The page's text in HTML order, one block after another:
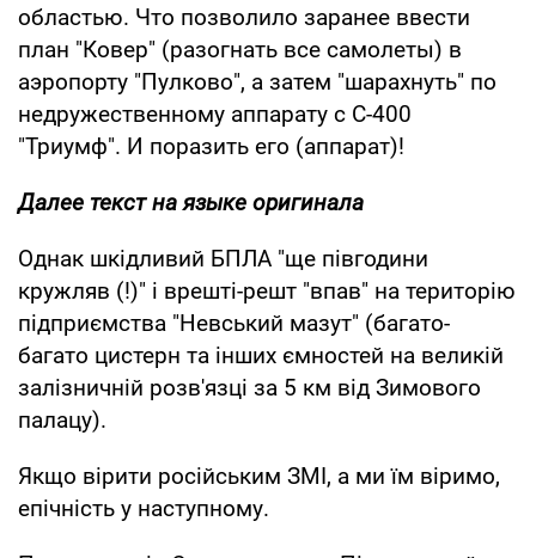
областью. Что позволило заранее ввести
план "Ковер" (разогнать все самолеты) в
аэропорту "Пулково", а затем "шарахнуть" по
недружественному аппарату с С-400
"Триумф". И поразить его (аппарат)!
Далее текст на языке оригинала
Однак шкідливий БПЛА "ще півгодини
кружляв (!)" і врешті-решт "впав" на територію
підприємства "Невський мазут" (багато-
багато цистерн та інших ємностей на великій
залізничній розв'язці за 5 км від Зимового
палацу).
Якщо вірити російським ЗМІ, а ми їм віримо,
епічність у наступному.